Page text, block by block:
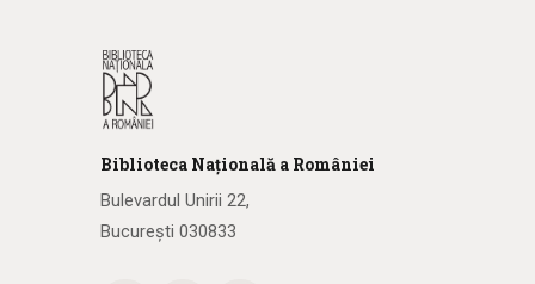
Biblioteca Națională a României
Bulevardul Unirii 22,
București 030833